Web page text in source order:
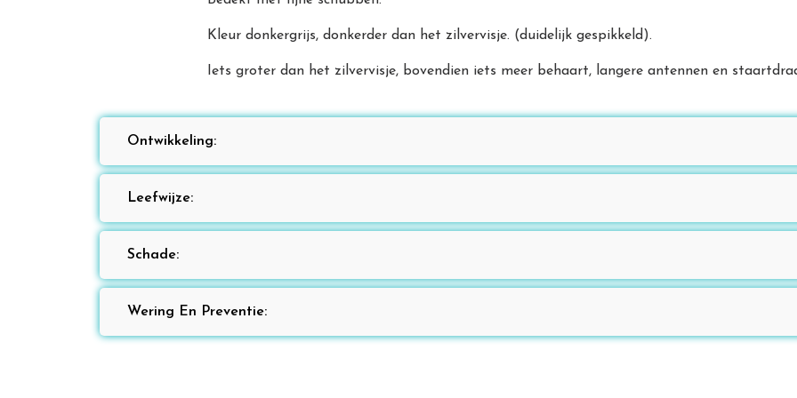
Kleur donkergrijs, donkerder dan het zilvervisje. (duidelijk gespikkeld).
Iets groter dan het zilvervisje, bovendien iets meer behaart, langere antennen en
Ontwikkeling:
Leefwijze:
Schade:
Wering En Preventie: